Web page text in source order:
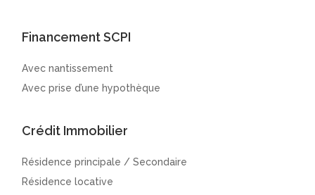
Financement SCPI
Avec nantissement
Avec prise d’une hypothèque
Crédit Immobilier
Résidence principale / Secondaire
Résidence locative